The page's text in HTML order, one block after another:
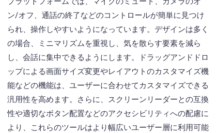
ン/オフ、通話の終了などのコントロールが簡単に見つけ
られ、操作しやすいようになっています。デザインは多く
の場合、ミニマリズムを重視し、気を散らす要素を減ら
し、会話に集中できるようにします。ドラッグアンドドロ
ップによる画面サイズ変更やレイアウトのカスタマイズ機
能などの機能は、ユーザーに合わせてカスタマイズできる
汎用性を高めます。さらに、スクリーンリーダーとの互換
性や適切なボタン配置などのアクセシビリティへの配慮に
より、これらのツールはより幅広いユーザー層に利用可能